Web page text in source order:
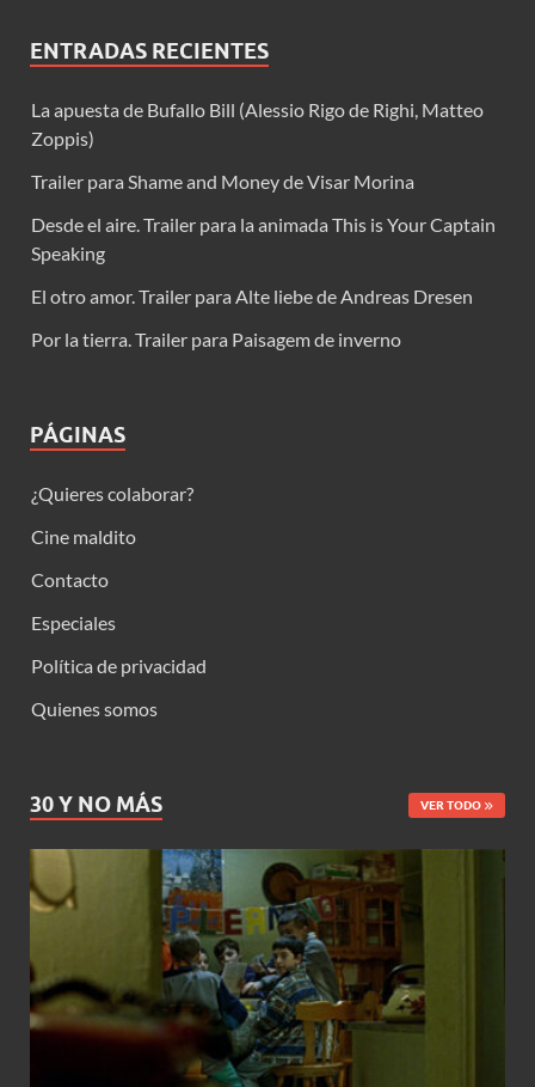
ENTRADAS RECIENTES
La apuesta de Bufallo Bill (Alessio Rigo de Righi, Matteo
Zoppis)
Trailer para Shame and Money de Visar Morina
Desde el aire. Trailer para la animada This is Your Captain
Speaking
El otro amor. Trailer para Alte liebe de Andreas Dresen
Por la tierra. Trailer para Paisagem de inverno
PÁGINAS
¿Quieres colaborar?
Cine maldito
Contacto
Especiales
Política de privacidad
Quienes somos
30 Y NO MÁS VER TODO